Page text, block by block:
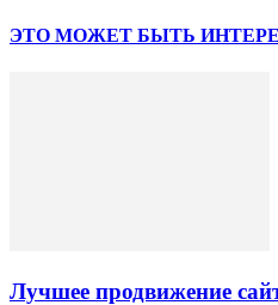
ЭТО МОЖЕТ БЫТЬ
Лучшее продвижение